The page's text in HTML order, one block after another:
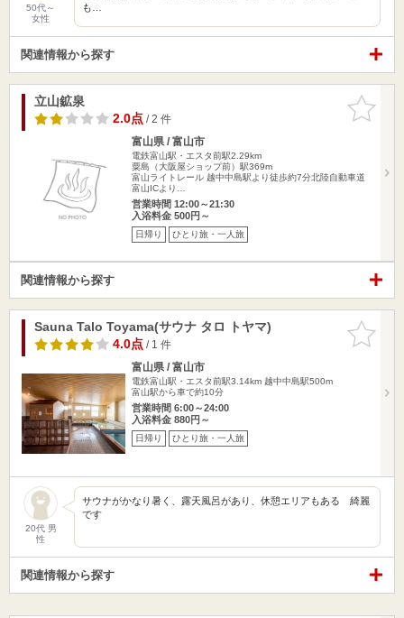
50代～
女性
も…
関連情報から探す
お気に入
りに追加
立山鉱泉
2.0点/ 2 件
富山県 / 富山市
電鉄富山駅・エスタ前駅2.29km
粟島（大阪屋ショップ前）駅369m
富山ライトレール 越中中島駅より徒歩約7分北陸自動車道
富山ICより…
営業時間 12:00～21:30
入浴料金 500円～
日帰り ひとり旅・一人旅
関連情報から探す
お気に入
りに追加
Sauna Talo Toyama(サウナ タロ トヤマ)
4.0点/ 1 件
富山県 / 富山市
電鉄富山駅・エスタ前駅3.14km 越中中島駅500m
富山駅から車で約10分
営業時間 6:00～24:00
入浴料金 880円～
日帰り ひとり旅・一人旅
20代 男
性
サウナがかなり暑く、露天風呂があり、休憩エリアもある 綺麗
です
関連情報から探す